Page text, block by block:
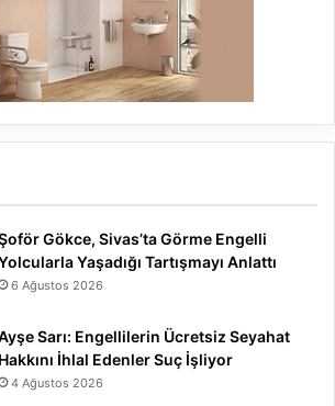
Gökce, Sivas’ta Görme Engelli
Yaşadığı Tartışmayı Anlattı
6 Ağustos 2026
Sarı: Engellilerin Ücretsiz Seyahat
Hakkını İhlal Edenler Suç İşliyor
4 Ağustos 2026